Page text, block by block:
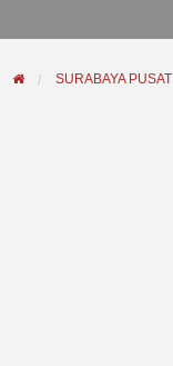
SURABAYA PUSAT